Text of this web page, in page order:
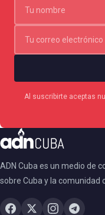
Al suscribirte aceptas
ADN Cuba es un medio de
sobre Cuba y la comunidad